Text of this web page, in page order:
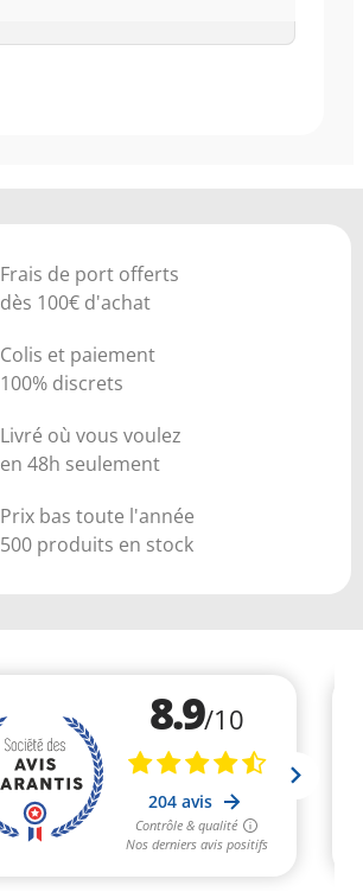
Frais de port offerts
dès 100€ d'achat
Colis et paiement
100% discrets
Livré où vous voulez
en 48h seulement
Prix bas toute l'année
500 produits en stock